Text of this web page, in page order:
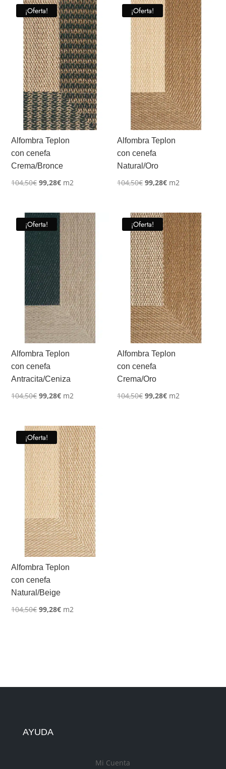
¡Oferta!
Alfombra Teplon
con cenefa
Crema/Bronce
104,50€El
era:
104,50€.
99,28€El
es:
99,28€.
m2
¡Oferta!
Alfombra Teplon
con cenefa
Natural/Oro
104,50€ El
era:
104,50€.
99,28€El
es:
99,28€.
m2
¡Oferta!
Alfombra Teplon
con cenefa
Antracita/Ceniza
104,50€El
era:
104,50€.
99,28€El
es:
99,28€.
m2
¡Oferta!
Alfombra Teplon
con cenefa
Crema/Oro
104,50€ El
99,28€Elm2
¡Oferta!
Alfombra Teplon
con cenefa
Natural/Beige
104,50€El
99,28€Elm2
AYUDA
Mi Cuenta